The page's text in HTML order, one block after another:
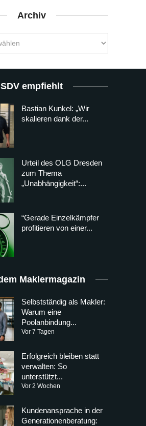
Archiv
SDV empfiehlt
Bastian Kunkel: „Wir
skalieren dank der...
Urteil des OLG Dresden
zum Thema
„Unabhängigkeit“:...
“Gerade Einzelkämpfer
profitieren von einer...
Maklermagazin
Selbstständig als Makler:
Warum eine
Poolanbindung...
Vor 7 Tagen
Erfolgreich bleiben statt
verwalten: So
unterstützt...
Vor 2 Wochen
Kundenansprache in der
Generationenberatung: